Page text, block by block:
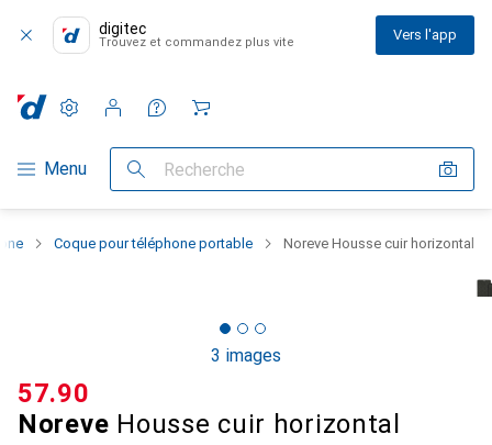
digitec
Trouvez et commandez plus vite Vers l'app
Navigation par catégorie
Menu Recherche
Paramètres
Compte client
Listes de comparaison
Listes d'envies
Panier
Coque pour téléphone portable Noreve Housse cuir horizontal
3 images
Noreve Housse cuir horizontal
CHF
57.90